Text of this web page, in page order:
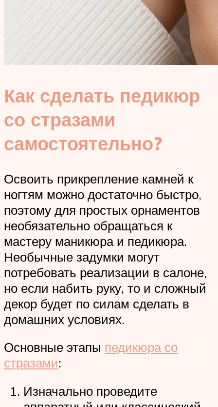
Как сделать педикюр
со стразами
самостоятельно?
Освоить прикрепление камней к
ногтям можно достаточно быстро,
поэтому для простых орнаментов
необязательно обращаться к
мастеру маникюра и педикюра.
Необычные задумки могут
потребовать реализации в салоне,
но если набить руку, то и сложный
декор будет по силам сделать в
домашних условиях.
Основные этапы педикюра со
стразами:
Изначально проведите